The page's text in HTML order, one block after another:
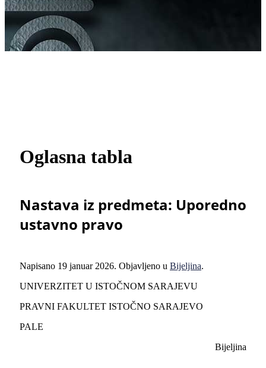
Oglasna tabla
Nastava iz predmeta: Uporedno
ustavno pravo
Napisano 19 januar 2026. Objavljeno u Bijeljina.
UNIVERZITET U ISTOČNOM SARAJEVU
PRAVNI FAKULTET ISTOČNO SARAJEVO
PALE
Bijeljina